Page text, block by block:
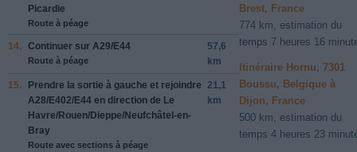
Picardie
Route à péage
14. Continuer sur A29/E44
Route à péage
57,6
km
15. Prendre la sortie à gauche et rejoindre
A28/E402/E44 en direction de Le
Havre/Rouen/Dieppe/Neufchâtel-en-
Bray
Route avec sections à péage
21,1
km
Brest, France
774 km, estimation du
temps 7 heures 16
Itinéraire Hornu, 7301
Boussu, Belgique à
Dijon, France
500 km, estimation du
temps 4 heures 23